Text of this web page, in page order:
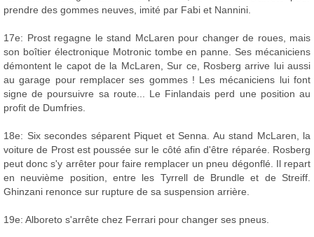
prendre des gommes neuves, imité par Fabi et Nannini.
17e: Prost regagne le stand McLaren pour changer de roues, mais
son boîtier électronique Motronic tombe en panne. Ses mécaniciens
démontent le capot de la McLaren, Sur ce, Rosberg arrive lui aussi
au garage pour remplacer ses gommes ! Les mécaniciens lui font
signe de poursuivre sa route... Le Finlandais perd une position au
profit de Dumfries.
18e: Six secondes séparent Piquet et Senna. Au stand McLaren, la
voiture de Prost est poussée sur le côté afin d'être réparée. Rosberg
peut donc s'y arrêter pour faire remplacer un pneu dégonflé. Il repart
en neuvième position, entre les Tyrrell de Brundle et de Streiff.
Ghinzani renonce sur rupture de sa suspension arrière.
19e: Alboreto s'arrête chez Ferrari pour changer ses pneus.